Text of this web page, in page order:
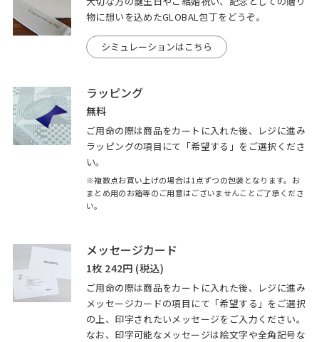
物に想いを込めたGLOBAL包丁をどうぞ。
シミュレーションはこちら
ラッピング
無料
ご用命の際は商品をカートに入れた後、レジに進み
ラッピングの項目にて「希望する」をご選択くださ
い。
※複数点お買い上げの場合は1点ずつの包装となります。お
まとめ用のお箱等のご用意はございませんことご了承くださ
い。
メッセージカード
1枚 242円 (税込)
ご用命の際は商品をカートに入れた後、レジに進み
メッセージカードの項目にて「希望する」をご選択
の上、印字されたいメッセージをご入力ください。
なお、印字可能なメッセージは絵文字や全角記号な